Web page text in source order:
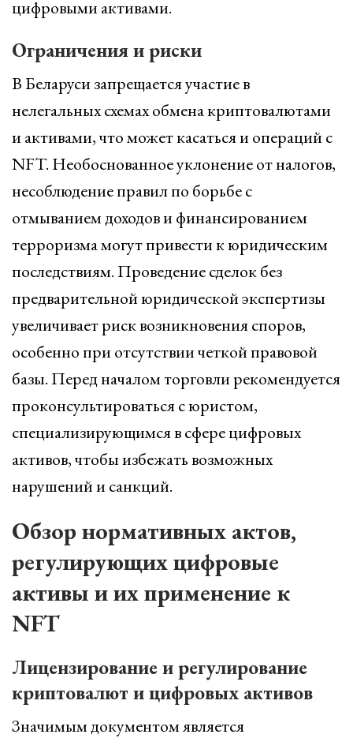
цифровыми активами.
Ограничения и риски
В Беларуси запрещается участие в
нелегальных схемах обмена криптовалютами
и активами, что может касаться и операций с
NFT. Необоснованное уклонение от налогов,
несоблюдение правил по борьбе с
отмыванием доходов и финансированием
терроризма могут привести к юридическим
последствиям. Проведение сделок без
предварительной юридической экспертизы
увеличивает риск возникновения споров,
особенно при отсутствии четкой правовой
базы. Перед началом торговли рекомендуется
проконсультироваться с юристом,
специализирующимся в сфере цифровых
активов, чтобы избежать возможных
нарушений и санкций.
Обзор нормативных актов,
регулирующих цифровые
активы и их применение к
NFT
Лицензирование и регулирование
криптовалют и цифровых активов
Значимым документом является